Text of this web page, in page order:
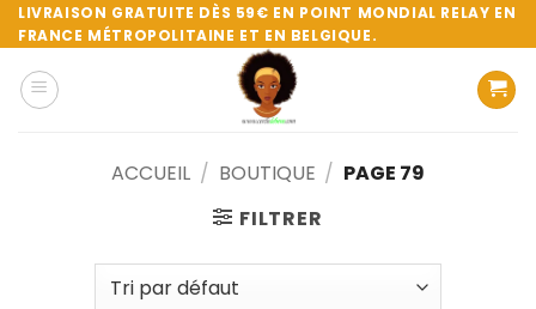
Passer
au
contenu
LIVRAISON GRATUITE DÈS 59€ EN POINT MONDIAL RELAY EN
FRANCE MÉTROPOLITAINE ET EN BELGIQUE.
ACCUEIL / BOUTIQUE / PAGE 79
FILTRER